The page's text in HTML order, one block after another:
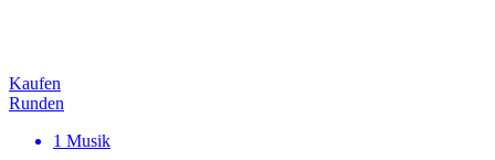
Kaufen
Runden
1 Musik